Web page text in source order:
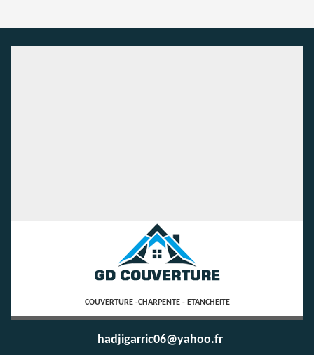
COUVERTURE -CHARPENTE - ETANCHEITE
hadjigarric06@yahoo.fr